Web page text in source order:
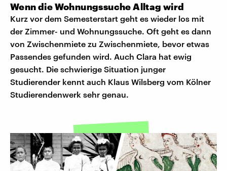
Wenn die Wohnungssuche Alltag wird
Kurz vor dem Semesterstart geht es wieder los mit
der Zimmer- und Wohnungssuche. Oft geht es dann
von Zwischenmiete zu Zwischenmiete, bevor etwas
Passendes gefunden wird. Auch Clara hat ewig
gesucht. Die schwierige Situation junger
Studierender kennt auch Klaus Wilsberg vom Kölner
Studierendenwerk sehr genau.